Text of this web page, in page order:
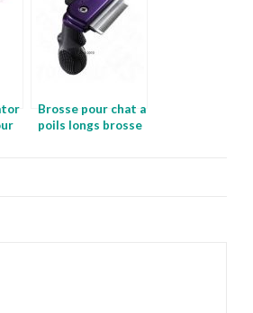
Brosse pour chat a
poils longs brosse